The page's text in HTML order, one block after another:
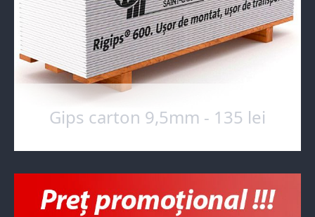
Gips carton 9,5mm - 135 lei